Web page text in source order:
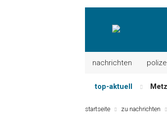
nachrichten
top-aktuell
startseite zu nachrichten